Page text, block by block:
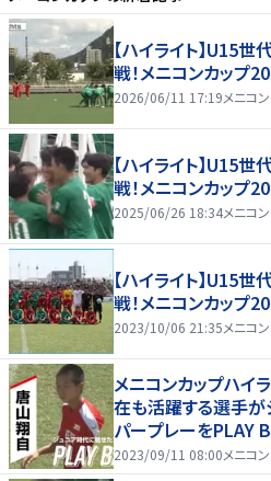
【ハイライト】U15
戦！メニコンカップ
2026/06/11 17:19メニコ
【ハイライト】U15
戦！メニコンカップ
2025/06/26 18:34メニコ
【ハイライト】U15
戦！メニコンカップ
2023/10/06 21:35メニコ
メニコンカップハイ
在も活躍する選手
パープレーをPLAY
2023/09/11 08:00メニコ